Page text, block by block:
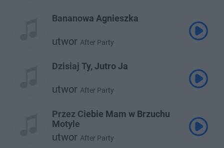
Bananowa Agnieszka
utwor After Party
Dzisiaj Ty, Jutro Ja
utwor After Party
Przez Ciebie Mam w Brzuchu
Motyle
utwor After Party